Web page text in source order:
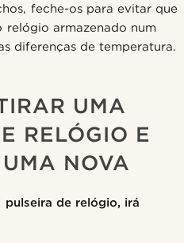
feche-os para evitar que
relógio armazenado num
diferenças de temperatura.
UMA
RELÓGIO E
NOVA
de relógio, irá